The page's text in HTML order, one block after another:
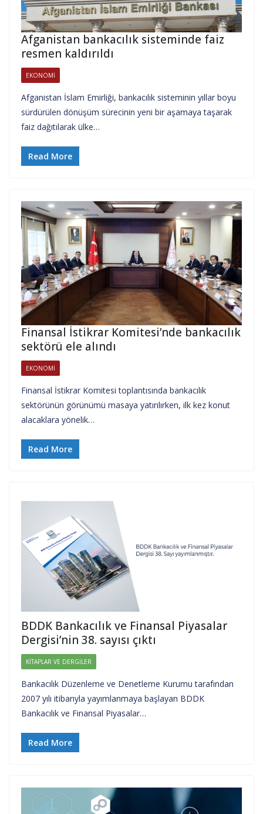
Afganistan bankacılık sisteminde faiz
resmen kaldırıldı
EKONOMI
Afganistan İslam Emirliği, bankacılık sisteminin yıllar boyu
sürdürülen dönüşüm sürecinin yeni bir aşamaya taşarak
faiz dağıtılarak ülke…
Read More
Finansal İstikrar Komitesi’nde bankacılık
sektörü ele alındı
EKONOMI
Finansal İstikrar Komitesi toplantısında bankacılık
sektörünün görünümü masaya yatırılırken, ilk kez konut
alacaklara yönelik…
Read More
BDDK Bankacılık ve Finansal Piyasalar
Dergisi’nin 38. sayısı çıktı
KITAPLAR VE DERGILER
Bankacılık Düzenleme ve Denetleme Kurumu tarafından
2007 yılı itibarıyla yayımlanmaya başlayan BDDK
Bankacılık ve Finansal Piyasalar…
Read More